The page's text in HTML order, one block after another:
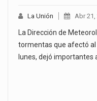
La Unión Abr 21,
La Dirección de
tormentas que afectó al
lunes, dejó importantes